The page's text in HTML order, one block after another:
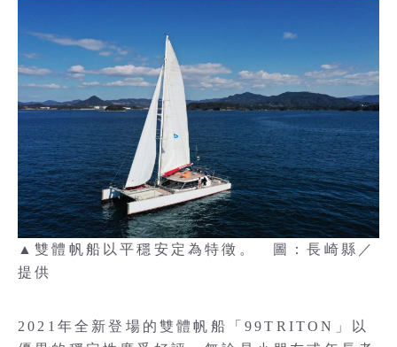
▲雙體帆船以平穩安定為特徵。 圖：長崎縣／
提供
2021年全新登場的雙體帆船「99TRITON」以